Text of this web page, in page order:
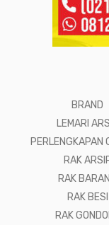
BRAND
LEMARI
PERLENGKAPAN
RAK
RAK
RAK BESI
RAK